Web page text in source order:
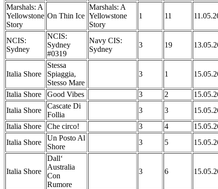
Marshals: A
Yellowstone
Story
On Thin Ice
Marshals: A
Yellowstone
Story
1 11
NCIS:
Sydney
NCIS:
Sydney
#0319
Navy CIS:
Sydney
3 19
Italia Shore
Stessa
Spiaggia,
Stesso Mare
3 1
Italia Shore Good Vibes 3 2
Italia Shore
Cascate Di
Follia
3 3
Italia Shore
Che circo! 3 4
Italia Shore
Un Posto Al
Shore
3 5
Italia Shore
Dall‘
Australia
Con
Rumore
3 6